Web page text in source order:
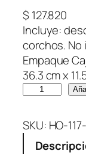
$ 127.820
Incluye:
corchos. No
Empaque
36.3 cm x
t
d
SKU: HO-